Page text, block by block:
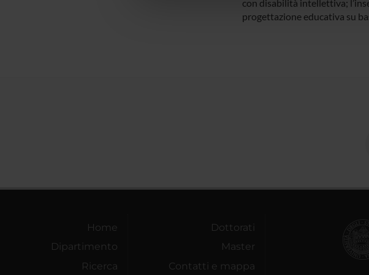
che hanno raccolto dal tuo utilizzo dei loro servizi.
con disabilità intellettiva;
progettazione educativa su
Home
Dipartimento
Ricerca
Dottorati
Master
Contatti e mappa